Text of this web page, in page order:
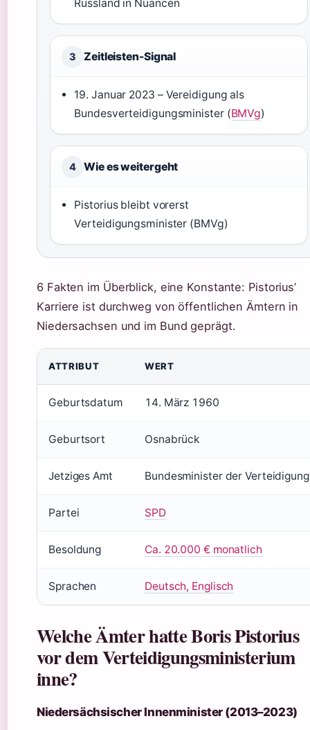
Russland in Nuancen
3 Zeitleisten-Signal
19. Januar 2023 – Vereidigung als
Bundesverteidigungsminister (BMVg)
4 Wie es weitergeht
Pistorius bleibt vorerst
Verteidigungsminister (BMVg)
6 Fakten im Überblick, eine Konstante: Pistorius’
Karriere ist durchweg von öffentlichen Ämtern in
Niedersachsen und im Bund geprägt.
ATTRIBUT WERT
Geburtsdatum 14. März 1960
Geburtsort Osnabrück
Jetziges Amt Bundesminister der Verteidigung
Partei SPD
Besoldung Ca. 20.000 € monatlich
Sprachen Deutsch, Englisch
Welche Ämter hatte Boris Pistorius
vor dem Verteidigungsministerium
inne?
Niedersächsischer Innenminister (2013–2023)